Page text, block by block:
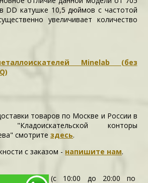
DD катушке 10,5 дюймов с частотой
увеличивает количество
Minelab (без
товаров по Москве и России в
"Кладоискательской конторы
смотритездесь.
c заказом - напишите нам.
(с 10:00 до 20:00 по